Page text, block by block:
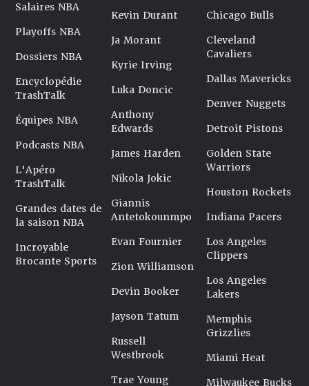
Salaires NBA
Playoffs NBA
Dossiers NBA
Encyclopédie
TrashTalk
Équipes NBA
Podcasts NBA
L'Apéro
TrashTalk
Grandes dates de
la saison NBA
Incroyable
Brocante Sports
Kevin Durant
Ja Morant
Kyrie Irving
Luka Doncic
Anthony
Edwards
James Harden
Nikola Jokic
Giannis
Antetokounmpo
Evan Fournier
Zion Williamson
Devin Booker
Jayson Tatum
Russell
Westbrook
Trae Young
Chicago Bulls
Cleveland
Cavaliers
Dallas Mavericks
Denver Nuggets
Detroit Pistons
Golden State
Warriors
Houston Rockets
Indiana Pacers
Los Angeles
Clippers
Los Angeles
Lakers
Memphis
Grizzlies
Miami Heat
Milwaukee Bucks